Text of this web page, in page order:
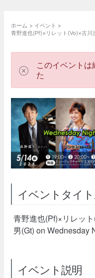
ホーム
イベント
青野進也(Pf)×リレット(Vo)×古
このイベントは
た
イベントタイ
青野進也(Pf)×リレッ
男(Gt) on Wednesday
イベント説明